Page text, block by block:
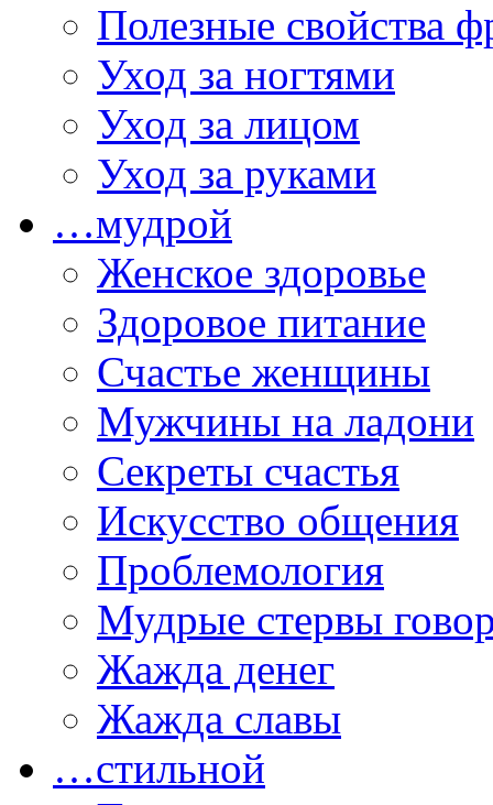
Полезные свойства
Уход за ногтями
Уход за лицом
Уход за руками
…мудрой
Женское здоровье
Здоровое питание
Счастье женщины
Мужчины на ладони
Секреты счастья
Искусство общения
Проблемология
Мудрые стервы
Жажда денег
Жажда славы
…стильной